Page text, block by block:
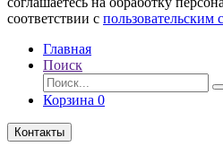
соответствии с пользовательским
Главная
Поиск
Корзина 0
Контакты